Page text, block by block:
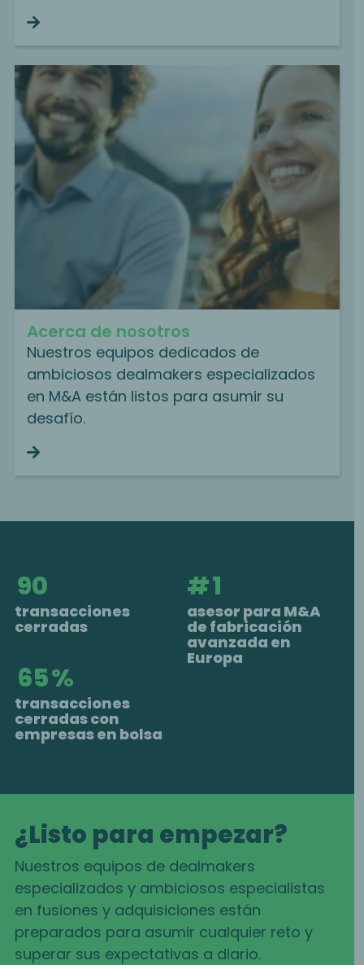
Acerca de nosotros
Nuestros equipos dedicados de
ambiciosos dealmakers especializados
en M&A están listos para asumir su
desafío.
92
transacciones
cerradas
#1
asesor para M&A
de fabricación
avanzada en
Europa
67%
transacciones
cerradas con
empresas en bolsa
¿Listo para empezar?
Nuestros equipos de dealmakers
especializados y ambiciosos especialistas
en fusiones y adquisiciones están
preparados para asumir cualquier reto y
superar sus expectativas a diario.